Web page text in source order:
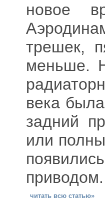
новое
трешек,
меньше.
века
задний
или
приводом.
читать всю статью»